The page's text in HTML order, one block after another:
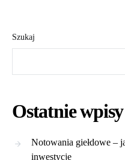
Szukaj
Ostatnie wpisy
Notowania giełdowe –
inwestycje